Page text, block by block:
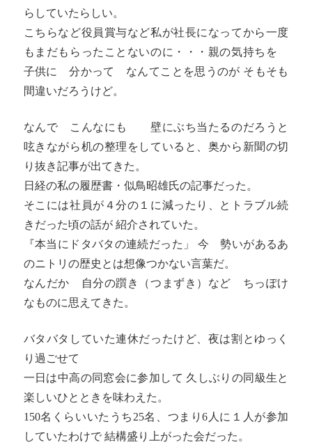
らしていたらしい。
こちらなど役員賞与など私が社長になってから一度
もまだもらったことないのに・・・親の気持ちを
子供に 分かって なんてことを思うのが そもそも
間違いだろうけど。
なんで こんなにも 壁にぶち当たるのだろうと
呟きながら机の整理をしていると、奥から新聞の切
り抜き記事が出てきた。
日経の私の履歴書・似鳥昭雄氏の記事だった。
そこには社員が４分の１に減ったり、とトラブル続
きだった頃の話が 紹介されていた。
『本当にドタバタの連続だった」 今 勢いがあるあ
のニトリの歴史とは想像つかない言葉だ。
なんだか 自分の躓き（つまずき）など ちっぽけ
なものに思えてきた。
バタバタしていた連休だったけど、夜は割とゆっく
り過ごせて
一日は中高の同窓会に参加して 久しぶりの同級生と
楽しいひとときを味わえた。
150名くらいいたうち25名、つまり6人に１人が参加
していたわけで 結構盛り上がった会だった。